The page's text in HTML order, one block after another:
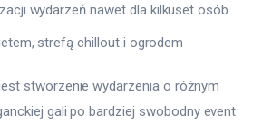
wydarzeń nawet dla kilkuset osób
strefą chillout i ogrodem
stworzenie wydarzenia o różnym
gali po bardziej swobodny event